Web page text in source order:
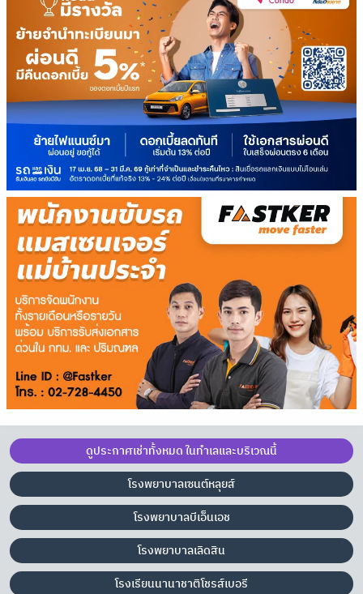
ดูประกาศเช่าทั้งหมด ในทำเลและบริเวณนี้
โรงพยาบาลเซนต์หลุยส์
โรงพยาบาลบีเอ็นเอช
โรงพยาบาลเลิดสิน
โรงเรียนนานาชาติโชรส์เบอรี